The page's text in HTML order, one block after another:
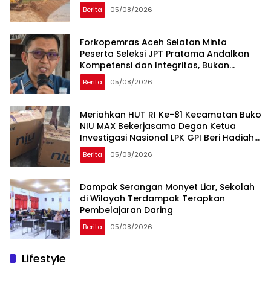
Berita 05/08/2026
Forkopemras Aceh Selatan Minta
Peserta Seleksi JPT Pratama Andalkan
Kompetensi dan Integritas, Bukan
Kedekatan
Berita 05/08/2026
Meriahkan HUT RI Ke-81 Kecamatan Buko
NIU MAX Bekerjasama Degan Ketua
Investigasi Nasional LPK GPI Beri Hadiah
Sponsor Kegiatan Laga Sepak Bola U-
45
Berita 05/08/2026
Dampak Serangan Monyet Liar, Sekolah
di Wilayah Terdampak Terapkan
Pembelajaran Daring
Berita 05/08/2026
Lifestyle